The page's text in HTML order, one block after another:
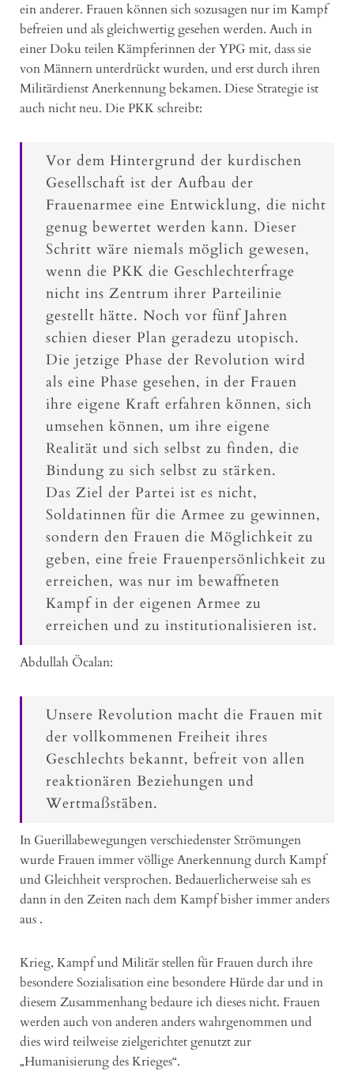
ein anderer. Frauen können sich sozusagen nur im Kampf
befreien und als gleichwertig gesehen werden. Auch in
einer Doku teilen Kämpferinnen der YPG mit, dass sie
von Männern unterdrückt wurden, und erst durch ihren
Militärdienst Anerkennung bekamen. Diese Strategie ist
auch nicht neu. Die PKK schreibt:
Vor dem Hintergrund der kurdischen
Gesellschaft ist der Aufbau der
Frauenarmee eine Entwicklung, die nicht
genug bewertet werden kann. Dieser
Schritt wäre niemals möglich gewesen,
wenn die PKK die Geschlechterfrage
nicht ins Zentrum ihrer Parteilinie
gestellt hätte. Noch vor fünf Jahren
schien dieser Plan geradezu utopisch.
Die jetzige Phase der Revolution wird
als eine Phase gesehen, in der Frauen
ihre eigene Kraft erfahren können, sich
umsehen können, um ihre eigene
Realität und sich selbst zu finden, die
Bindung zu sich selbst zu stärken.
Das Ziel der Partei ist es nicht,
Soldatinnen für die Armee zu gewinnen,
sondern den Frauen die Möglichkeit zu
geben, eine freie Frauenpersönlichkeit zu
erreichen, was nur im bewaffneten
Kampf in der eigenen Armee zu
erreichen und zu institutionalisieren ist.
Abdullah Öcalan:
Unsere Revolution macht die Frauen mit
der vollkommenen Freiheit ihres
Geschlechts bekannt, befreit von allen
reaktionären Beziehungen und
Wertmaßstäben.
In Guerillabewegungen verschiedenster Strömungen
wurde Frauen immer völlige Anerkennung durch Kampf
und Gleichheit versprochen. Bedauerlicherweise sah es
dann in den Zeiten nach dem Kampf bisher immer anders
aus .
Krieg, Kampf und Militär stellen für Frauen durch ihre
besondere Sozialisation eine besondere Hürde dar und in
diesem Zusammenhang bedaure ich dieses nicht. Frauen
werden auch von anderen anders wahrgenommen und
dies wird teilweise zielgerichtet genutzt zur
„Humanisierung des Krieges“.